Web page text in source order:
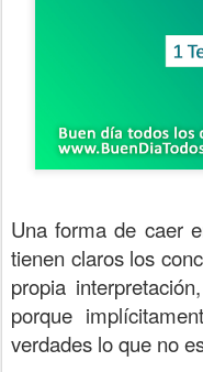
Una forma de caer
tienen claros los
propia
porque
verdades lo que no